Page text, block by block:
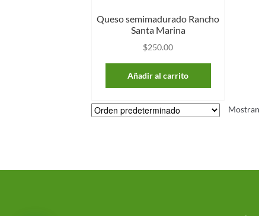
Queso semimadurado Rancho
Santa Marina
$250.00
Añadir al carrito